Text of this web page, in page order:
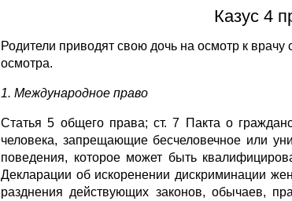
Казус 4
Родители приводят свою дочь на осмотр к
осмотра.
1. Международное право
Статья 5 общего права; ст. 7 Пакта о
человека, запрещаю­щие бесчеловечное или
поведения, которое может быть
Декларации об искоренении дискриминации
разднения действующих законов, обычаев,